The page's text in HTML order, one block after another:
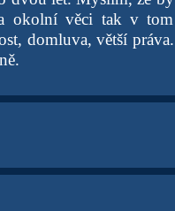
okolní věci tak v tom
domluva, větší práva.